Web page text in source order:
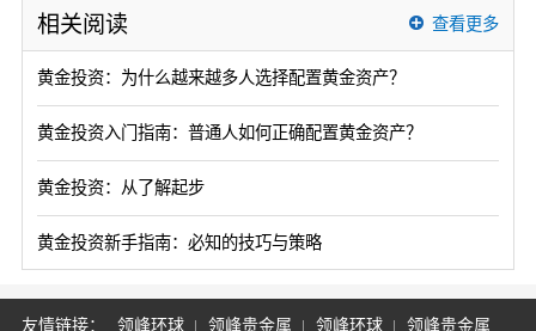
相关阅读 查看更多
黄金投资：为什么越来越多人选择配置黄金资产？
黄金投资入门指南：普通人如何正确配置黄金资产？
黄金投资：从了解起步
黄金投资新手指南：必知的技巧与策略
友情链接： 领峰环球 领峰贵金属 领峰环球 领峰贵金属